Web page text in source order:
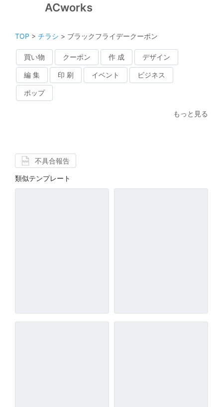
ACworks
TOP > チラシ > ブラックフライデークーポン
買い物 クーポン 作 成 デザイン
編 集 印 刷 イベント ビジネス
ポップ
もっと見る
不具合報告
類似テンプレート